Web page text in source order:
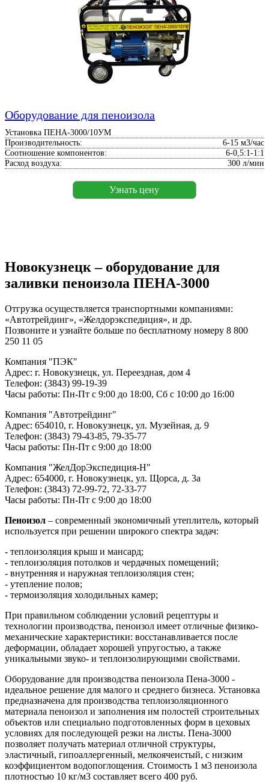
Оборудование для пеноизола
Установка ПЕНА-3000/10УМ
Производительность:
6-15 м3/час
Соотношение компонентов:
6-0,5:1-1:1
Расход воздуха:
300 л/мин
Узнать цену
Новокузнецк – оборудование для
заливки пеноизола ПЕНА-3000
Отгрузка осуществляется транспортными компаниями:
«Автотрейдинг», «Желдорэкспедиция», и др.
Позвоните и узнайте больше по бесплатному номеру 8 800
250 11 05
Компания "ПЭК"
Адрес: г. Новокузнецк, ул. Переездная, дом 4
Телефон: (3843) 99-19-39
Часы работы: Пн-Пт с 9:00 до 18:00, Сб с 10:00 до 16:00
Компания "Автотрейдинг"
Адрес: 654010, г. Новокузнецк, ул. Музейная, д. 9
Телефон: (3843) 79-43-85, 79-35-77
Часы работы: Пн-Пт с 9:00 до 18:00
Компания "ЖелДорЭкспедиция-Н"
Адрес: 654000, г. Новокузнецк, ул. Щорса, д. 3а
Телефон: (3843) 72-99-72, 72-33-77
Часы работы: Пн-Пт с 9:00 до 18:00
Пеноизол – современный экономичный утеплитель, который
используется при решении широкого спектра задач:
- теплоизоляция крыш и мансард;
- теплоизоляция потолков и чердачных помещений;
- внутренняя и наружная теплоизоляция стен;
- утепление полов;
- термоизоляция холодильных камер;
При правильном соблюдении условий рецептуры и
технологии производства, пеноизол имеет отличные физико-
механические характеристики: восстанавливается после
деформации, обладает хорошей упругостью, а также
уникальными звуко- и теплоизолирующими свойствами.
Оборудование для производства пеноизола Пена-3000 -
идеальное решение для малого и среднего бизнеса. Установка
предназначена для производства теплоизоляционного
материала пеноизол и заполнения им полостей строительных
объектов или специально подготовленных форм в цеховых
условиях для последующей резки на листы. Пена-3000
позволяет получать материал отличной структуры,
эластичный, гипоаллергенный, мелкоячеистый, с низким
коэффициентом водопоглощения. Стоимость 1 м3 пеноизола
плотностью 10 кг/м3 составляет всего 400 руб.